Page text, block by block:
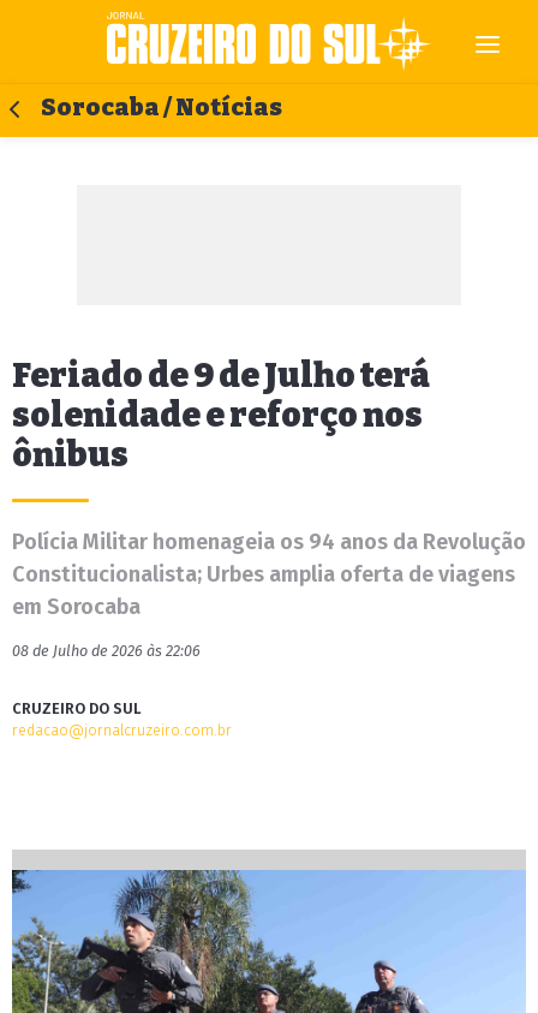
Sorocaba / Notícias
Feriado de 9 de Julho terá
solenidade e reforço nos
ônibus
Polícia Militar homenageia os 94 anos da Revolução
Constitucionalista; Urbes amplia oferta de viagens
em Sorocaba
08 de Julho de 2026 às 22:06
CRUZEIRO DO SUL
redacao@jornalcruzeiro.com.br